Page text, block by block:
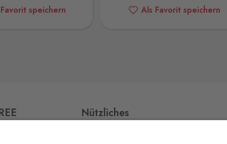
0 Stk.
speichern Als Favorit speichern
Nützliches